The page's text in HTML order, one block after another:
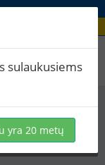
sulaukusiems
yra 20 metų